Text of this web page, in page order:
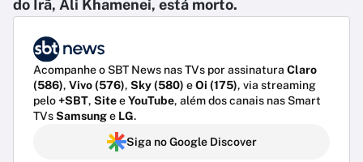
do Irã, Ali Khamenei, está morto.
Acompanhe o SBT News nas TVs por assinatura Claro
(586), Vivo (576), Sky (580) eOi (175), via streaming
pelo+SBT, SiteeYouTube, além dos canais nas Smart
TVsSamsunge LG.
Siga no Google Discover